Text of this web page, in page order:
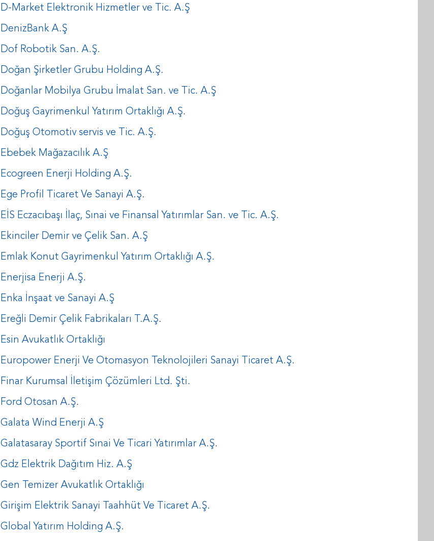
D-Market Elektronik Hizmetler ve Tic. A.Ş
DenizBank A.Ş
Dof Robotik San. A.Ş.
Doğan Şirketler Grubu Holding A.Ş.
Doğanlar Mobilya Grubu İmalat San. ve Tic. A.Ş
Doğuş Gayrimenkul Yatırım Ortaklığı A.Ş.
Doğuş Otomotiv servis ve Tic. A.Ş.
Ebebek Mağazacılık A.Ş
Ecogreen Enerji Holding A.Ş.
Ege Profil Ticaret Ve Sanayi A.Ş.
EİS Eczacıbaşı İlaç, Sınai ve Finansal Yatırımlar San. ve Tic. A.Ş.
Ekinciler Demir ve Çelik San. A.Ş
Emlak Konut Gayrimenkul Yatırım Ortaklığı A.Ş.
Enerjisa Enerji A.Ş.
Enka İnşaat ve Sanayi A.Ş
Ereğli Demir Çelik Fabrikaları T.A.Ş.
Esin Avukatlık Ortaklığı
Europower Enerji Ve Otomasyon Teknolojileri Sanayi Ticaret A.Ş.
Finar Kurumsal İletişim Çözümleri Ltd. Şti.
Ford Otosan A.Ş.
Galata Wind Enerji A.Ş
Galatasaray Sportif Sınai Ve Ticari Yatırımlar A.Ş.
Gdz Elektrik Dağıtım Hiz. A.Ş
Gen Temizer Avukatlık Ortaklığı
Girişim Elektrik Sanayi Taahhüt Ve Ticaret A.Ş.
Global Yatırım Holding A.Ş.